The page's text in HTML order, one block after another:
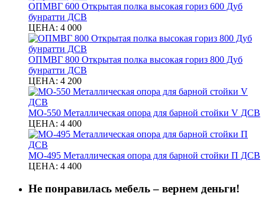
ОПМВГ 600 Открытая полка высокая гориз 600 Дуб
бунратти ДСВ
ЦЕНА: 4 000
ОПМВГ 800 Открытая полка высокая гориз 800 Дуб
бунратти ДСВ
ЦЕНА: 4 200
МО-550 Металлическая опора для барной стойки V ДСВ
ЦЕНА: 4 400
МО-495 Металлическая опора для барной стойки П ДСВ
ЦЕНА: 4 400
Не понравилась мебель – вернем деньги!